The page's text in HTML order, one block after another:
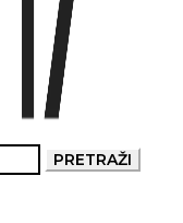
PRETRAŽI